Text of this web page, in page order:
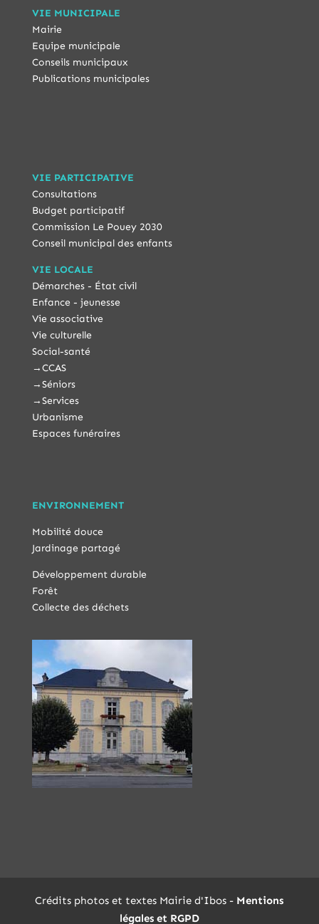
VIE MUNICIPALE
Mairie
Equipe municipale
Conseils municipaux
Publications municipales
VIE PARTICIPATIVE
Consultations
Budget participatif
Commission Le Pouey 2030
Conseil municipal des enfants
VIE LOCALE
Démarches - État civil
Enfance - jeunesse
Vie associative
Vie culturelle
Social-santé
→CCAS
→Séniors
→Services
Urbanisme
Espaces funéraires
ENVIRONNEMENT
Mobilité douce
Jardinage partagé
Développement durable
Forêt
Collecte des déchets
Crédits photos et textes Mairie d'Ibos - Mentions
légales et RGPD